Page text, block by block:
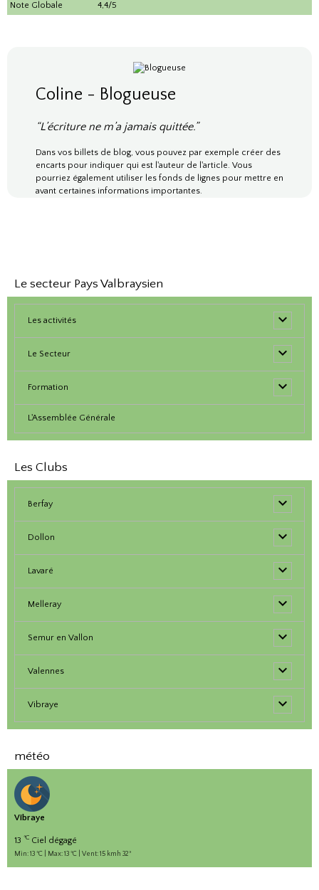
Note Globale 4,4/5
Coline - Blogueuse
“L’écriture ne m’a jamais quittée.”
Dans vos billets de blog, vous pouvez par exemple créer des
encarts pour indiquer qui est l'auteur de l'article. Vous
pourriez également utiliser les fonds de lignes pour mettre en
avant certaines informations importantes.
Le secteur Pays Valbraysien
Les activités
Le Secteur
Formation
L'Assemblée Générale
Les Clubs
Berfay
Dollon
Lavaré
Melleray
Semur en Vallon
Valennes
Vibraye
météo
Vibraye
13 °C Ciel dégagé
Min: 13 °C | Max: 13 °C | Vent: 15 kmh 32°